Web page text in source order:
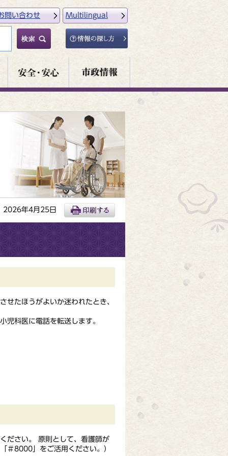
問い合わせ Multilingual
2026年4月25日
せたほうがよいか迷われたとき、
児科医に電話を転送します。
ださい。 原則として、看護師が
＃8000」をご活用ください。）